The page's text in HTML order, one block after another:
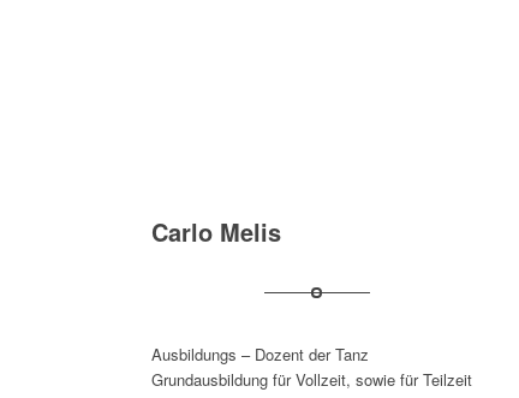
Carlo Melis
Ausbildungs – Dozent der Tanz
Grundausbildung für Vollzeit, sowie für Teilzeit